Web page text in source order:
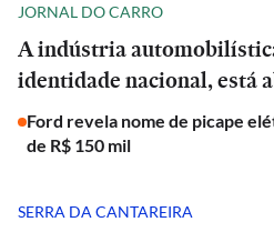
JORNAL DO CARRO
A indústria
identidade nacional, está
Ford revela nome de picape
de R$ 150 mil
SERRA DA CANTAREIRA